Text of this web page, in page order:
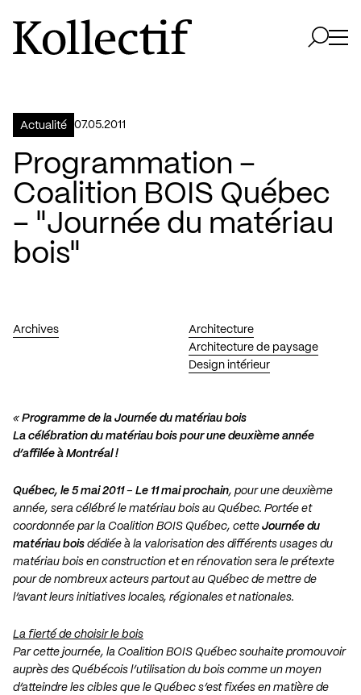
Aller à la page d'accueil
Logo Kollectif
Actualité 07.05.2011
Programmation –
Coalition BOIS Québec
– "Journée du matériau
bois"
Archives
Architecture
Architecture de paysage
Design intérieur
« Programme de la Journée du matériau bois
La célébration du matériau bois pour une deuxième année
d’affilée à Montréal !
Québec, le 5 mai 2011– Le 11 mai prochain, pour une deuxième
année, sera célébré le matériau bois au Québec. Portée et
coordonnée par la Coalition BOIS Québec, cette Journée du
matériau bois dédiée à la valorisation des différents usages du
matériau bois en construction et en rénovation sera le prétexte
pour de nombreux acteurs partout au Québec de mettre de
l’avant leurs initiatives locales, régionales et nationales.
La fierté de choisir le bois
Par cette journée, la Coalition BOIS Québec souhaite promouvoir
auprès des Québécois l’utilisation du bois comme un moyen
d’atteindre les cibles que le Québec s’est fixées en matière de